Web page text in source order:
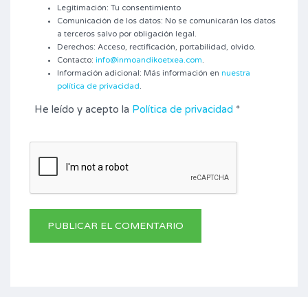
Legitimación: Tu consentimiento
Comunicación de los datos: No se comunicarán los datos
a terceros salvo por obligación legal.
Derechos: Acceso, rectificación, portabilidad, olvido.
Contacto: info@inmoandikoetxea.com.
Información adicional: Más información en nuestra
política de privacidad.
He leído y acepto la Política de privacidad *